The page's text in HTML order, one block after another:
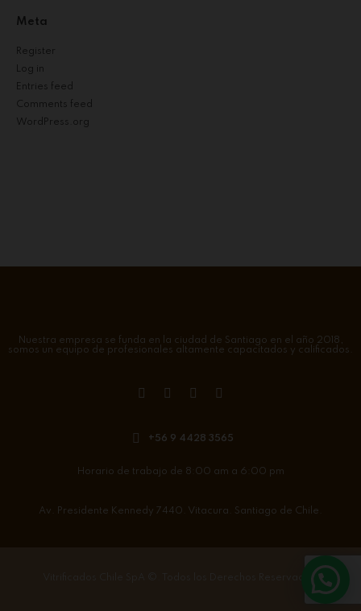
Meta
Register
Log in
Entries feed
Comments feed
WordPress.org
Nuestra empresa se funda en la ciudad de Santiago en el año 2018,
somos un equipo de profesionales altamente capacitados y calificados.
+56 9 4428 3565
Horario de trabajo de 8:00 am a 6:00 pm
Av. Presidente Kennedy 7440. Vitacura. Santiago de Chile.
©. Todos los Derechos Reservados.